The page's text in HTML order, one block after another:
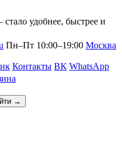
удобнее, быстрее и
Пн–Пт 10:00–19:00 Москва
Контакты ВК WhatsApp
→